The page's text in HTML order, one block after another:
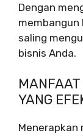
Dengan
membangun
saling
bisnis Anda.
YANG